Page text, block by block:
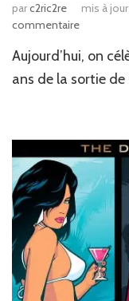
parc2ric2re mis à
commentairesur
Jeux
Vidéo
des
infos
GTA
The
Trilogy
–
The
Definitive
Edition
Aujourd’hui, on
ans de la sortie de